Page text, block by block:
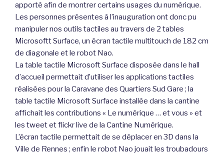
apporté afin de montrer certains usages du numérique.
Les personnes présentes à l’inauguration ont donc pu
manipuler nos outils tactiles au travers de 2 tables
Microsoftt Surface, un écran tactile multitouch de 182 cm
de diagonale et le robot Nao.
La table tactile Microsoft Surface disposée dans le hall
d’accueil permettait d’utiliser les applications tactiles
réalisées pour la Caravane des Quartiers Sud Gare ; la
table tactile Microsoft Surface installée dans la cantine
affichait les contributions « Le numérique … et vous » et
les tweet et flickr live de la Cantine Numérique.
L’écran tactile permettait de se déplacer en 3D dans la
Ville de Rennes ; enfin le robot Nao jouait les troubadours